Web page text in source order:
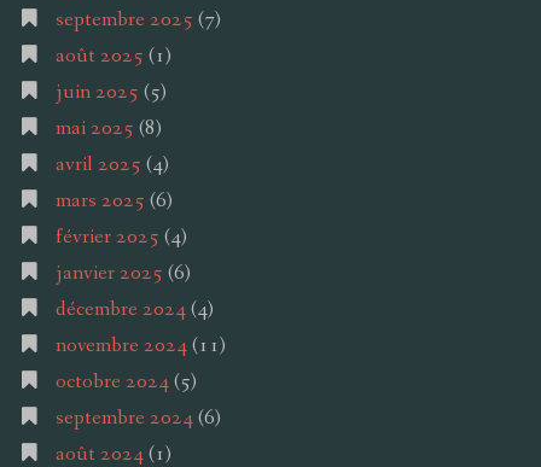
septembre 2025 (7)
août 2025 (1)
juin 2025 (5)
mai 2025 (8)
avril 2025 (4)
mars 2025 (6)
février 2025 (4)
janvier 2025 (6)
décembre 2024(4)
novembre 2024(11)
octobre 2024(5)
septembre 2024(6)
août 2024(1)